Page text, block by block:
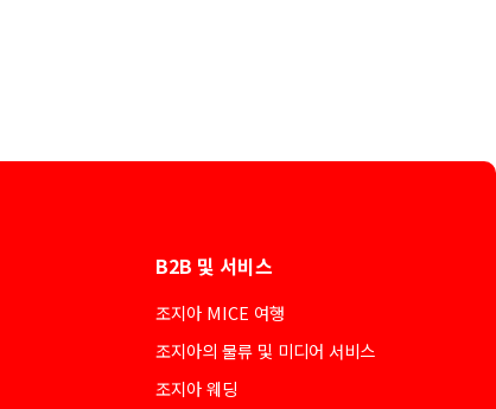
B2B 및 서비스
조지아 MICE 여행
조지아의 물류 및 미디어 서비스
조지아 웨딩